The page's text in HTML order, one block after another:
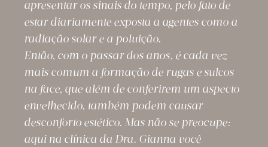
apresentar os sinais do tempo, pelo fato de
estar diariamente exposta a agentes como a
radiação solar e a poluição.
Então, com o passar dos anos, é cada vez
mais comum a formação de rugas e sulcos
na face, que além de conferirem um aspecto
envelhecido, também podem causar
desconforto estético. Mas não se preocupe:
aqui na clínica da Dra. Gianna você